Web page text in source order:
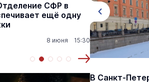
СФР в
ещё одну
8 июня 15:30
Алексей
Шкетана:
лёгких
Культура
ожидают
В Санкт-